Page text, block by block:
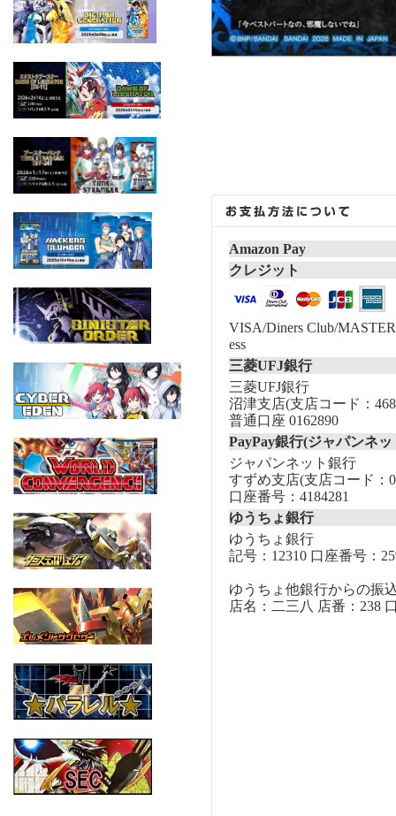
Amazon Pay
クレジット
VISA/Diners Club/
ess
三菱UFJ銀行
三菱UFJ銀行
沼津支店(支店コード：
普通口座 0162890
PayPay銀行(ジャパンネ
ジャパンネット銀行
すずめ支店(支店コード：
口座番号：4184281
ゆうちょ銀行
ゆうちょ銀行
記号：12310 口座番号：
ゆうちょ他銀行からの振
店名：二三八 店番：238